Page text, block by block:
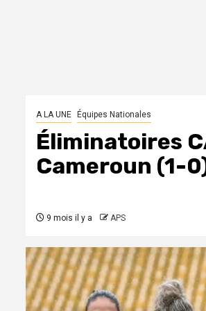
A LA UNE Équipes Nationales
Éliminatoires
Cameroun (1-
9 mois il y a APS